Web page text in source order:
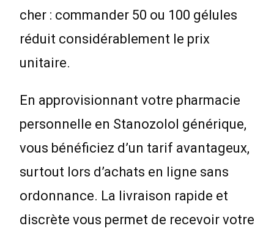
cher : commander 50 ou 100 gélules
réduit considérablement le prix
unitaire.
En approvisionnant votre pharmacie
personnelle en Stanozolol générique,
vous bénéficiez d’un tarif avantageux,
surtout lors d’achats en ligne sans
ordonnance. La livraison rapide et
discrète vous permet de recevoir votre